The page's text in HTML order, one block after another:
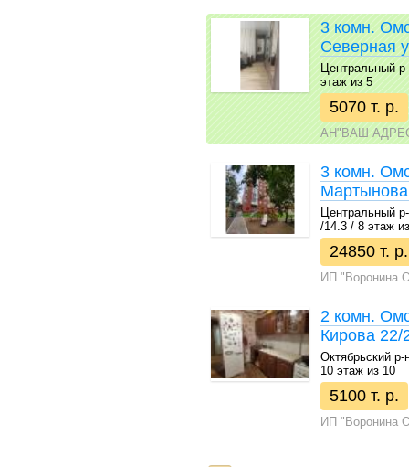
3 комн.
Северная
Центральный
этаж из 5
5070 т. р.
АН"ВАШ
3 комн.
Центральный
/14.3 / 8 этаж
24850 т. р.
ИП "Воронина
2 комн.
Кирова 22/
Октябрьский
10 этаж из 10
5100 т. р.
ИП "Воронина